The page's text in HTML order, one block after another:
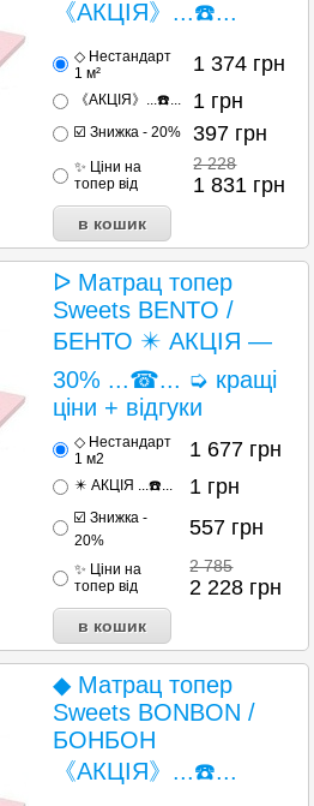
《АКЦІЯ》...☎️...
◇ Нестандарт
1 м²
1 374 грн
《АКЦІЯ》...☎️... 1 грн
☑️ Знижка - 20% 397 грн
✨ Ціни на
топер від
2 228
1 831 грн
ᐅ Матрац топер
Sweets BENTO /
БЕНТО ✴️ АКЦІЯ —
30% ...☎... ➭ кращі
ціни + відгуки
◇ Нестандарт
1 м2
1 677 грн
✴️ АКЦІЯ ...☎️... 1 грн
☑️ Знижка -
20%
557 грн
✨ Ціни на
топер від
2 785
2 228 грн
◆ Матрац топер
Sweets BONBON /
БОНБОН
《АКЦІЯ》...☎️...